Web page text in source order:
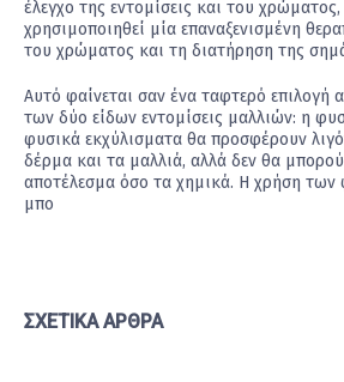
έλεγχο της εντομίσεις και του
χρησιμοποιηθεί μία επαναξενισμένη
του χρώματος και τη διατήρηση της
Αυτό φαίνεται σαν ένα ταφτερό επιλογή
των δύο είδων εντομίσεις μαλλιών: η
φυσικά εκχύλισματα θα προσφέρουν
δέρμα και τα μαλλιά, αλλά δεν θα
αποτέλεσμα όσο τα χημικά. Η χρήση των
μπο
ΣΧΕΤΙΚΆ ΆΡΘΡΑ